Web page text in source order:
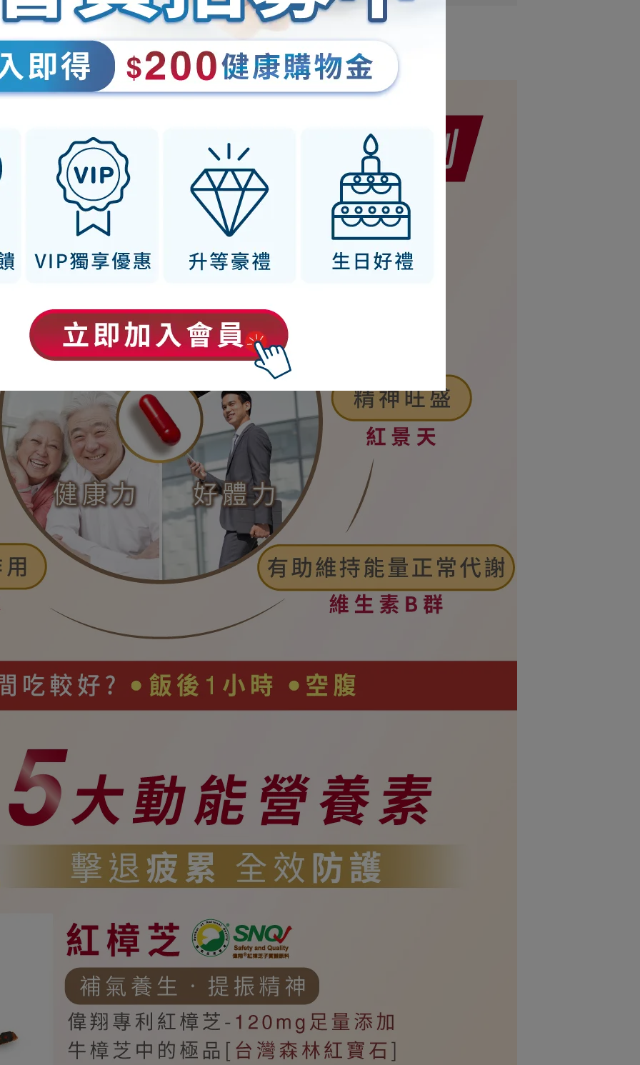
利紅樟芝子實體，含高量關鍵營養成分「三萜類」
態培育，食研所鑑定DNA與野生樟芝近100%相同